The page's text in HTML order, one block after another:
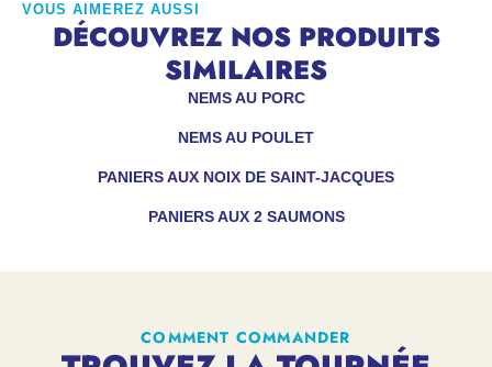
VOUS AIMEREZ AUSSI
DÉCOUVREZ NOS PRODUITS
SIMILAIRES
NEMS AU PORC
NEMS AU POULET
PANIERS AUX NOIX DE SAINT-JACQUES
PANIERS AUX 2 SAUMONS
COMMENT COMMANDER